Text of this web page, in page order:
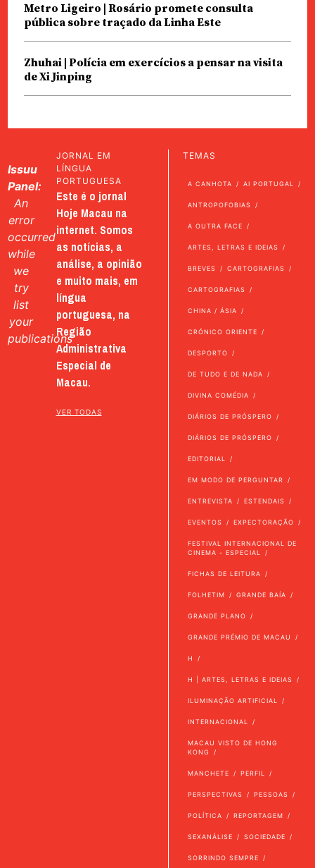
Metro Ligeiro | Rosário promete consulta
pública sobre traçado da Linha Este
Zhuhai | Polícia em exercícios a pensar na visita
de Xi Jinping
Issuu
Panel:
An
error
occurred
while
we
try
list
your
publications
JORNAL EM
LÍNGUA
PORTUGUESA
Este é o jornal
Hoje Macau na
internet. Somos
as notícias, a
análise, a opinião
e muito mais, em
língua
portuguesa, na
Região
Administrativa
Especial de
Macau.
VER TODAS
TEMAS
A CANHOTA AI PORTUGAL
ANTROPOFOBIAS
A OUTRA FACE
ARTES, LETRAS E IDEIAS
BREVES CARTOGRAFIAS
CARTOGRAFIAS
CHINA / ÁSIA
CRÓNICO ORIENTE
DESPORTO
DE TUDO E DE NADA
DIVINA COMÉDIA
DIÁRIOS DE PRÓSPERO
DIÁRIOS DE PRÓSPERO
EDITORIAL
EM MODO DE PERGUNTAR
ENTREVISTA ESTENDAIS
EVENTOS EXPECTORAÇÃO
FESTIVAL INTERNACIONAL DE
CINEMA - ESPECIAL
FICHAS DE LEITURA
FOLHETIM GRANDE BAÍA
GRANDE PLANO
GRANDE PRÉMIO DE MACAU
H
H | ARTES, LETRAS E IDEIAS
ILUMINAÇÃO ARTIFICIAL
INTERNACIONAL
MACAU VISTO DE HONG
KONG
MANCHETE PERFIL
PERSPECTIVAS PESSOAS
POLÍTICA REPORTAGEM
SEXANÁLISE SOCIEDADE
SORRINDO SEMPRE